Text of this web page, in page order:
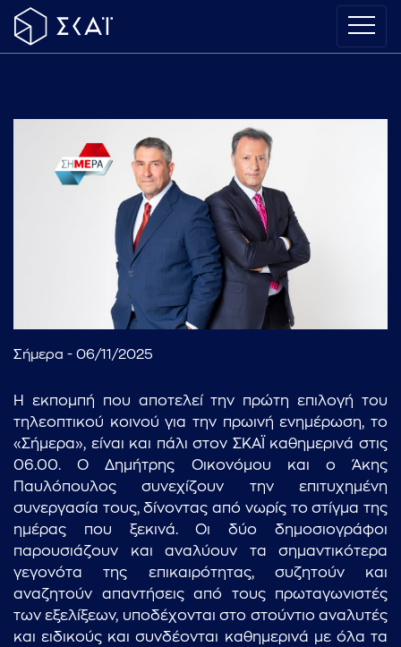
Σήμερα - 06/11/2025
Η εκπομπή που αποτελεί την πρώτη επιλογή του
τηλεοπτικού κοινού για την πρωινή ενημέρωση, το
«Σήμερα», είναι και πάλι στον ΣΚΑΪ καθημερινά στις
06.00. Ο Δημήτρης Οικονόμου και ο Άκης
Παυλόπουλος συνεχίζουν την επιτυχημένη
συνεργασία τους, δίνοντας από νωρίς το στίγμα της
ημέρας που ξεκινά. Οι δύο δημοσιογράφοι
παρουσιάζουν και αναλύουν τα σημαντικότερα
γεγονότα της επικαιρότητας, συζητούν και
αναζητούν απαντήσεις από τους πρωταγωνιστές
των εξελίξεων, υποδέχονται στο στούντιο αναλυτές
και ειδικούς και συνδέονται καθημερινά με όλα τα